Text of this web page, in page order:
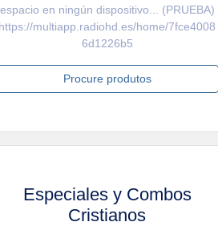
espacio en ningún dispositivo... (PRUEBA)
https://multiapp.radiohd.es/home/7fce4008
6d1226b5
Procure produtos
Especiales y Combos
Cristianos